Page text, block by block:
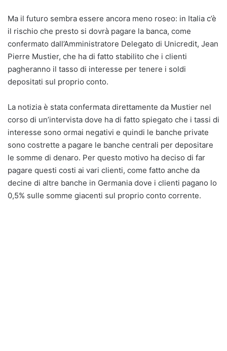
Ma il futuro sembra essere ancora meno roseo: in Italia c’è
il rischio che presto si dovrà pagare la banca, come
confermato dall’Amministratore Delegato di Unicredit, Jean
Pierre Mustier, che ha di fatto stabilito che i clienti
pagheranno il tasso di interesse per tenere i soldi
depositati sul proprio conto.
La notizia è stata confermata direttamente da Mustier nel
corso di un’intervista dove ha di fatto spiegato che i tassi di
interesse sono ormai negativi e quindi le banche private
sono costrette a pagare le banche centrali per depositare
le somme di denaro. Per questo motivo ha deciso di far
pagare questi costi ai vari clienti, come fatto anche da
decine di altre banche in Germania dove i clienti pagano lo
0,5% sulle somme giacenti sul proprio conto corrente.